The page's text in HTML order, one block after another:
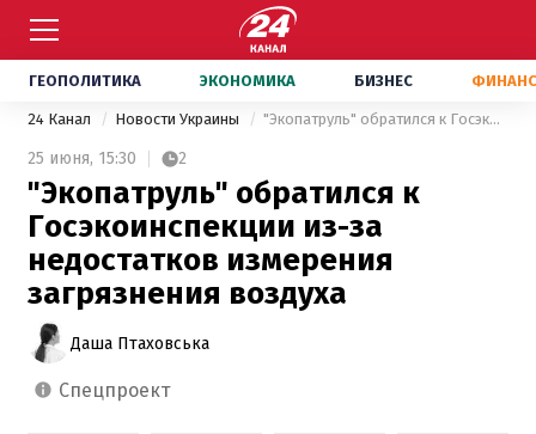
ГЕОПОЛИТИКА ЭКОНОМИКА БИЗНЕС
24 Канал Новости Украины "Экопатруль" обратился к Госэкоинспекции из-за недостатков измерения загрязнения воздуха
25 июня, 15:30 2
"Экопатруль" обратился к
Госэкоинспекции из-за
недостатков измерения
загрязнения воздуха
Даша Птаховська
спецпроект